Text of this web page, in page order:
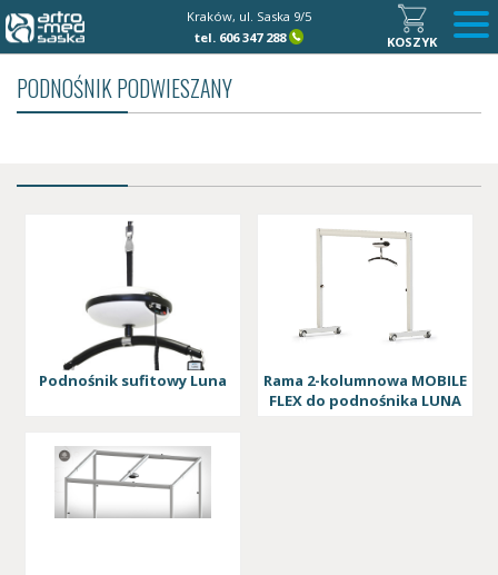
Kraków, ul. Saska 9/5
tel. 606 347 288 KOSZYK
PODNOŚNIK PODWIESZANY
Podnośnik sufitowy Luna
Rama 2-kolumnowa MOBILE
FLEX do podnośnika LUNA